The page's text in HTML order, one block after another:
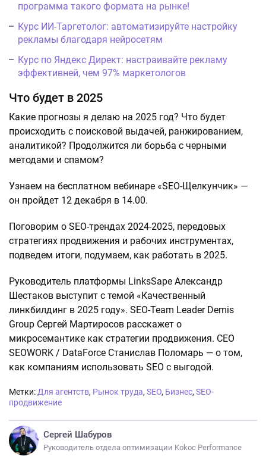
программа такого формата на рынке!
Курс ИИ-Таргетолог: автоматизируйте настройку
рекламы благодаря нейросетям
Курс по Яндекс Директ: настраивайте рекламу
эффективней, чем 97% маркетологов
Что будет в 2025
Какие прогнозы я делаю на 2025 год? Что будет
происходить с поисковой выдачей, ранжированием,
аналитикой? Продолжится ли борьба с черными
методами и спамом?
Узнаем на бесплатном вебинаре «SEO-Щелкунчик» —
он пройдет 12 декабря в 14.00.
Поговорим о SEO-трендах 2024-2025, передовых
стратегиях продвижения и рабочих инструментах,
подведем итоги, подумаем, как работать в 2025.
Руководитель платформы LinksSape Александр
Шестаков выступит с темой «Качественный
линкбилдинг в 2025 году». SEO-Team Leader Demis
Group Сергей Мартиросов расскажет о
микросемантике как стратегии продвижения. CEO
SEOWORK / DataForce Станислав Поломарь — о том,
как компаниям использовать SEO с выгодой.
Метки: Для агентств, Рынок труда, SEO, Бизнес, SEO-
продвижение
Сергей Шабуров
Руководитель отдела оптимизации Kokoc Performance